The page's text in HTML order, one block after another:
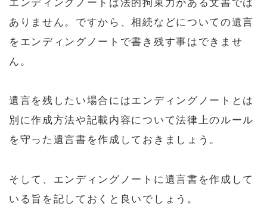
エンディングノートは法的拘束力がある文書では
ありません。ですから、相続などについての遺言
をエンディングノートで書き残す事はできませ
ん。
遺言を残したい場合にはエンディングノートとは
別に作成方法や記載内容について法律上のルール
を守った遺言書を作成しておきましょう。
そして、エンディングノートに遺言書を作成して
いる旨を記しておくと良いでしょう。